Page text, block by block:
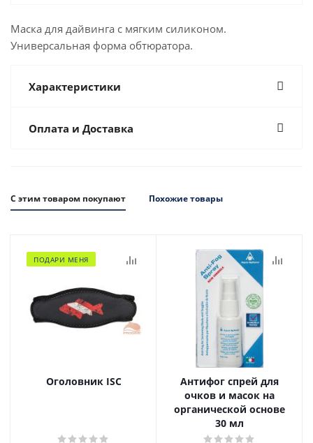
Маска для дайвинга с мягким силиконом.
Универсальная форма обтюратора.
Характеристики
Оплата и Доставка
С этим товаром покупают Похожие товары
ПОДАРИ МЕНЯ
Оголовник ISC
Антифог спрей для
очков и масок на
органической основе
30 мл